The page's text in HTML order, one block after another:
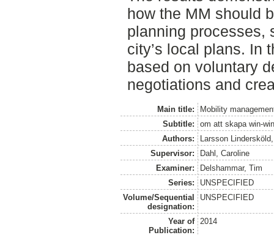
how the MM should
planning processes,
city’s local plans. In
based on voluntary
negotiations and
Main title:
Mobility
Subtitle:
om att skapa win-
Authors:
Larsson
Supervisor:
Dahl, Caroline
Examiner:
Delshammar, Tim
Series:
UNSPECIFIED
Volume/Sequential
designation:
UNSPECIFIED
Year of
Publication:
2014